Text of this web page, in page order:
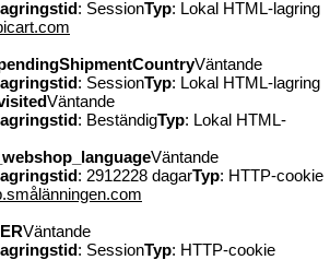
: SessionTyp: Lokal HTML-lagring
Väntande
: SessionTyp: Lokal HTML-lagring
Väntande
: BeständigTyp: Lokal HTML-
Väntande
: 2912228 dagarTyp: HTTP-cookie
Väntande
: SessionTyp: HTTP-cookie